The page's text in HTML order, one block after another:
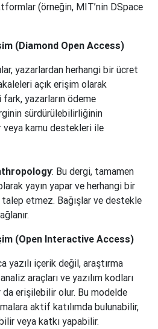
(örneğin, MIT’nin DSpace
(Diamond Open Access)
yazarlardan herhangi bir ücret
açık erişim olarak
fark, yazarların ödeme
sürdürülebilirliğinin
veya kamu destekleri ile
: Bu dergi, tamamen
yayın yapar ve herhangi bir
etmez. Bağışlar ve destekle
(Open Interactive Access)
yazılı içerik değil, araştırma
araçları ve yazılım kodları
erişilebilir olur. Bu modelde
aktif katılımda bulunabilir,
veya katkı yapabilir.